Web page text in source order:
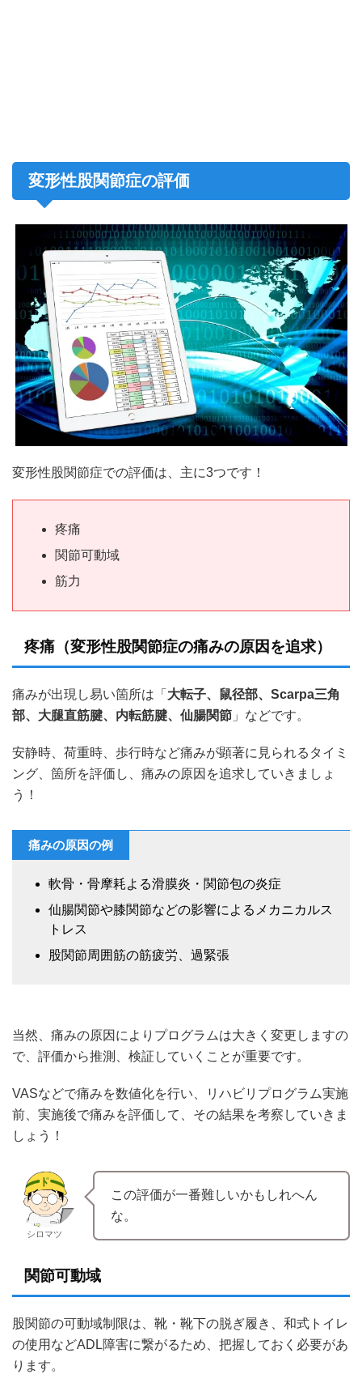
変形性股関節症の評価
変形性股関節症での評価は、主に3つです！
疼痛
関節可動域
筋力
疼痛（変形性股関節症の痛みの原因を追求）
痛みが出現し易い箇所は「 大転子、鼠径部、Scarpa三角
部、大腿直筋腱、内転筋腱、仙腸関節 」などです。
安静時、荷重時、歩行時など痛みが顕著に見られるタイミ
ング、箇所を評価し、痛みの原因を追求していきましょ
う！
痛みの原因の例
軟骨・骨摩耗よる滑膜炎・関節包の炎症
仙腸関節や膝関節などの影響によるメカニカルス
トレス
股関節周囲筋の筋疲労、過緊張
当然、痛みの原因によりプログラムは大きく変更しますの
で、評価から推測、検証していくことが重要です。
VASなどで痛みを数値化を行い、リハビリプログラム実施
前、実施後で痛みを評価して、その結果を考察していきま
しょう！
シロマツ
この評価が一番難しいかもしれへん
な。
関節可動域
股関節の可動域制限は、靴・靴下の脱ぎ履き、和式トイレ
の使用などADL障害に繋がるため、把握しておく必要があ
ります。